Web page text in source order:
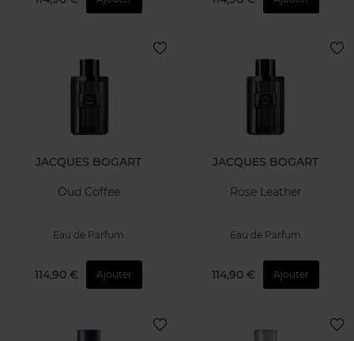
JACQUES BOGART
Oud Coffee
Eau de Parfum
114,90 € Ajouter
JACQUES BOGART
Rose Leather
Eau de Parfum
114,90 € Ajouter